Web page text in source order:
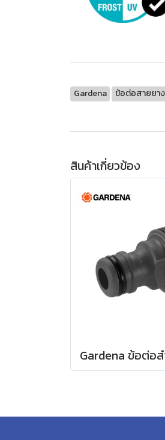
Gardena ข้อต่อสายยาง
สินค้าเกี่ยวข้อง